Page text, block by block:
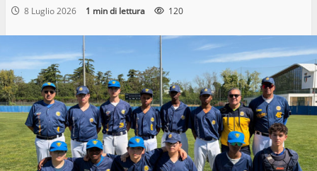
8 Luglio 2026 1 min di lettura 120